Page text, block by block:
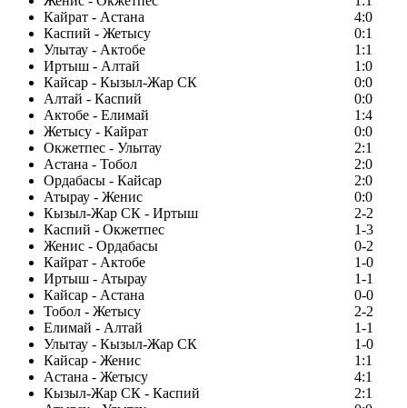
Кайрат - Астана
4:0
Каспий - Жетысу
0:1
Улытау - Актобе
1:1
Иртыш - Алтай
1:0
Кайсар - Кызыл-Жар СК
0:0
Алтай - Каспий
0:0
Актобе - Елимай
1:4
Жетысу - Кайрат
0:0
Окжетпес - Улытау
2:1
Астана - Тобол
2:0
Ордабасы - Кайсар
2:0
Атырау - Женис
0:0
Кызыл-Жар СК - Иртыш
2-2
Каспий - Окжетпес
1-3
Женис - Ордабасы
0-2
Кайрат - Актобе
1-0
Иртыш - Атырау
1-1
Кайсар - Астана
0-0
Тобол - Жетысу
2-2
Елимай - Алтай
1-1
Улытау - Кызыл-Жар СК
1-0
Кайсар - Женис
1:1
Астана - Жетысу
4:1
Кызыл-Жар СК - Каспий
2:1